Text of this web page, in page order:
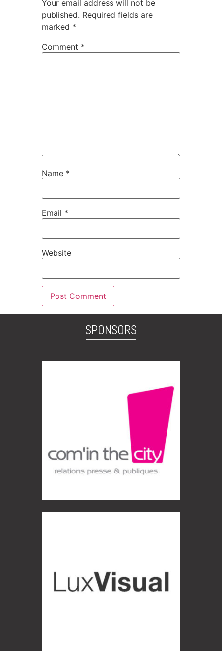
Your email address will not be
published. Required fields are
marked *
Comment *
Name *
Email *
Website
SPONSORS